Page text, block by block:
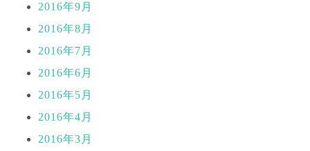
2016年9月
2016年8月
2016年7月
2016年6月
2016年5月
2016年4月
2016年3月